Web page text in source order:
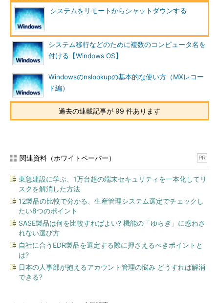
リモートのコンピューターへ接続したら、次はそのコンピュー
ターの［プロパティ］を表示させる。
コンピューターのプロパティを表示させる
シャットダウンさせるためには、コンピューター
（2）ポップアップメニューから［プロパテ
ィ］を表示させる。→［Ａ］へ
シャットダウンを行うためのメニューは、［プロパティ］ウィ
ンドウの［詳細設定］タブにある［起動/回復］メニューから起
動する。
［Ａ］
システムをリモートからシャットダウンする
システム移行などのために複数のコンピュータ名を
付ける【Windows OS】
Windowsのnslookupの基本的な使い方（MXレコー
ド編）
過去の連載記事が 99 件あります
関連資料（ホワイトペーパー） PR
東急建設に学ぶ、1万台超の端末セキュリティを一本化してリ
スクを解消した方法
12製品の比較で分かる、生産管理システム選定でチェックし
たい8つのポイント
SASE製品は何を比較すればよい? 機能の「ゆらぎ」に惑わさ
れない選び方
自社に合うEDR製品を選定する際に押さえるべきポイントと
は?
日本の人事部が抱えるアカウント管理の悩み どうすれば解消
できる?